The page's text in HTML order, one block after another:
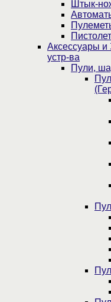
Штык-
Аксессуары
устр-ва
Пули,